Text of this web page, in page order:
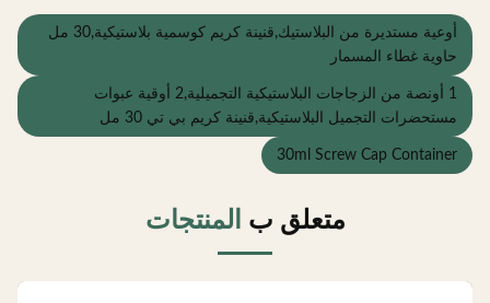
أوعية مستديرة من البلاستيك,قنينة كريم كوسمية بلاستيكية,30 مل
غطاء المسمار
1 أونصة من الزجاجات البلاستيكية التجميلية,2 أوقية عبوات
التجميل البلاستيكية,قنينة كريم بي تي 30 مل
30ml Screw Cap
متعلق ب المنتجات